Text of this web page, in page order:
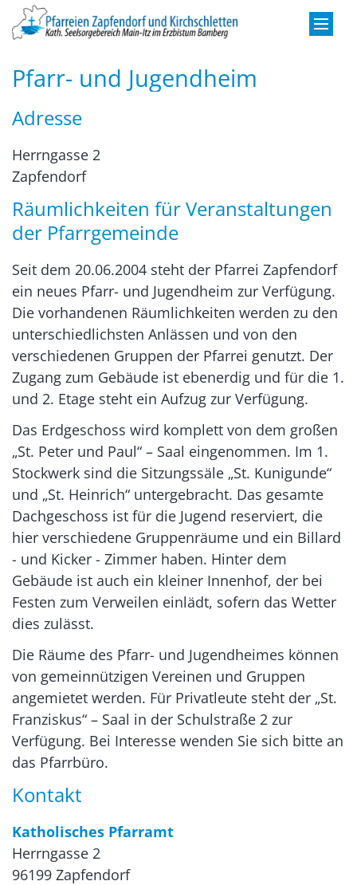
Zum Inhalt springen
Pfarr- und Jugendheim
Adresse
Herrngasse 2
Zapfendorf
Räumlichkeiten für Veranstaltungen
der Pfarrgemeinde
Seit dem 20.06.2004 steht der Pfarrei Zapfendorf
ein neues Pfarr- und Jugendheim zur Verfügung.
Die vorhandenen Räumlichkeiten werden zu den
unterschiedlichsten Anlässen und von den
verschiedenen Gruppen der Pfarrei genutzt. Der
Zugang zum Gebäude ist ebenerdig und für die 1.
und 2. Etage steht ein Aufzug zur Verfügung.
Das Erdgeschoss wird komplett von dem großen
„St. Peter und Paul“ – Saal eingenommen. Im 1.
Stockwerk sind die Sitzungssäle „St. Kunigunde“
und „St. Heinrich“ untergebracht. Das gesamte
Dachgeschoss ist für die Jugend reserviert, die
hier verschiedene Gruppenräume und ein Billard
- und Kicker - Zimmer haben. Hinter dem
Gebäude ist auch ein kleiner Innenhof, der bei
Festen zum Verweilen einlädt, sofern das Wetter
dies zulässt.
Die Räume des Pfarr- und Jugendheimes können
von gemeinnützigen Vereinen und Gruppen
angemietet werden. Für Privatleute steht der „St.
Franziskus“ – Saal in der Schulstraße 2 zur
Verfügung. Bei Interesse wenden Sie sich bitte an
das Pfarrbüro.
Kontakt
Katholisches Pfarramt
Herrngasse 2
96199 Zapfendorf